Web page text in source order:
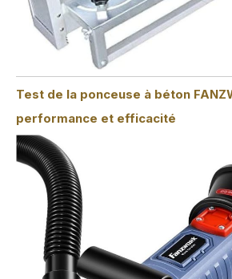
Test de la ponceuse à béton
performance et efficacité